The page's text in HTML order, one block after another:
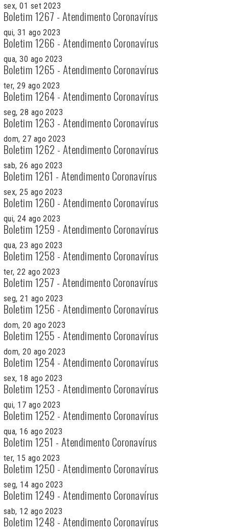
sex, 01 set 2023
Boletim 1267 - Atendimento Coronavírus
qui, 31 ago 2023
Boletim 1266 - Atendimento Coronavírus
qua, 30 ago 2023
Boletim 1265 - Atendimento Coronavírus
ter, 29 ago 2023
Boletim 1264 - Atendimento Coronavírus
seg, 28 ago 2023
Boletim 1263 - Atendimento Coronavírus
dom, 27 ago 2023
Boletim 1262 - Atendimento Coronavírus
sab, 26 ago 2023
Boletim 1261 - Atendimento Coronavírus
sex, 25 ago 2023
Boletim 1260 - Atendimento Coronavírus
qui, 24 ago 2023
Boletim 1259 - Atendimento Coronavírus
qua, 23 ago 2023
Boletim 1258 - Atendimento Coronavírus
ter, 22 ago 2023
Boletim 1257 - Atendimento Coronavírus
seg, 21 ago 2023
Boletim 1256 - Atendimento Coronavírus
dom, 20 ago 2023
Boletim 1255 - Atendimento Coronavírus
dom, 20 ago 2023
Boletim 1254 - Atendimento Coronavírus
sex, 18 ago 2023
Boletim 1253 - Atendimento Coronavírus
qui, 17 ago 2023
Boletim 1252 - Atendimento Coronavírus
qua, 16 ago 2023
Boletim 1251 - Atendimento Coronavírus
ter, 15 ago 2023
Boletim 1250 - Atendimento Coronavírus
seg, 14 ago 2023
Boletim 1249 - Atendimento Coronavírus
sab, 12 ago 2023
Boletim 1248 - Atendimento Coronavírus